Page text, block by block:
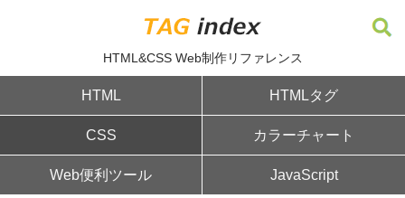
HTML&CSS Web制作リファレンス
HTML HTMLタグ
CSS カラーチャート
Web便利ツール JavaScript